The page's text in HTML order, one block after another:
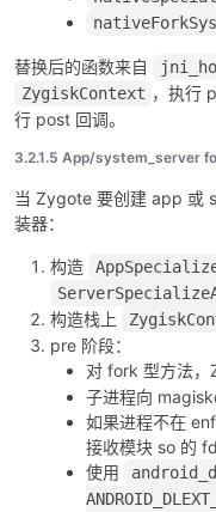
替换后的函数来自
ZygiskContext ，执行
行 post 回调。
3.2.1.5 App/system_server
当 Zygote 要创建 app 或
装器：
构造
构造栈上
pre 阶段：
对 fork 型方法
子进程向
如果进程不在
接收模块 so 的 fd
使用